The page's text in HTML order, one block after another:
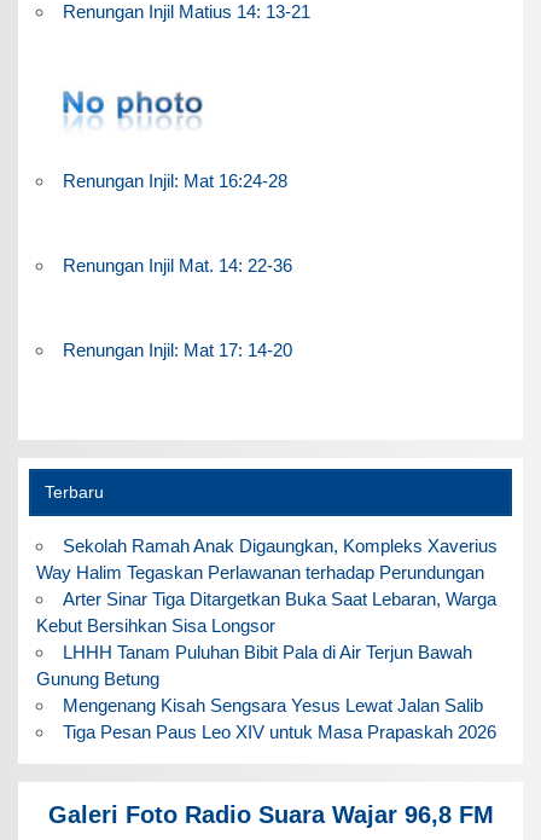
Renungan Injil Matius 14: 13-21
Renungan Injil: Mat 16:24-28
Renungan Injil Mat. 14: 22-36
Renungan Injil: Mat 17: 14-20
Terbaru
Sekolah Ramah Anak Digaungkan, Kompleks Xaverius
Way Halim Tegaskan Perlawanan terhadap Perundungan
Arter Sinar Tiga Ditargetkan Buka Saat Lebaran, Warga
Kebut Bersihkan Sisa Longsor
LHHH Tanam Puluhan Bibit Pala di Air Terjun Bawah
Gunung Betung
Mengenang Kisah Sengsara Yesus Lewat Jalan Salib
Tiga Pesan Paus Leo XIV untuk Masa Prapaskah 2026
Galeri Foto Radio Suara Wajar 96,8 FM